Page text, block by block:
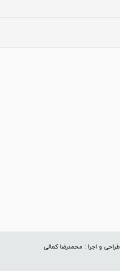
طراحی و اجرا : محمدرضا کمالی